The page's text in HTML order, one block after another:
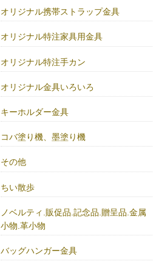
オリジナル携帯ストラップ金具
オリジナル特注家具用金具
オリジナル特注手カン
オリジナル金具いろいろ
キーホルダー金具
コバ塗り機、墨塗り機
その他
ちい散歩
ノベルティ.販促品.記念品.贈呈品.金属
小物.革小物
バッグハンガー金具